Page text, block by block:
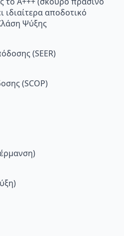
αποδοτικό
Ψύξης
(SEER)
(SCOP)